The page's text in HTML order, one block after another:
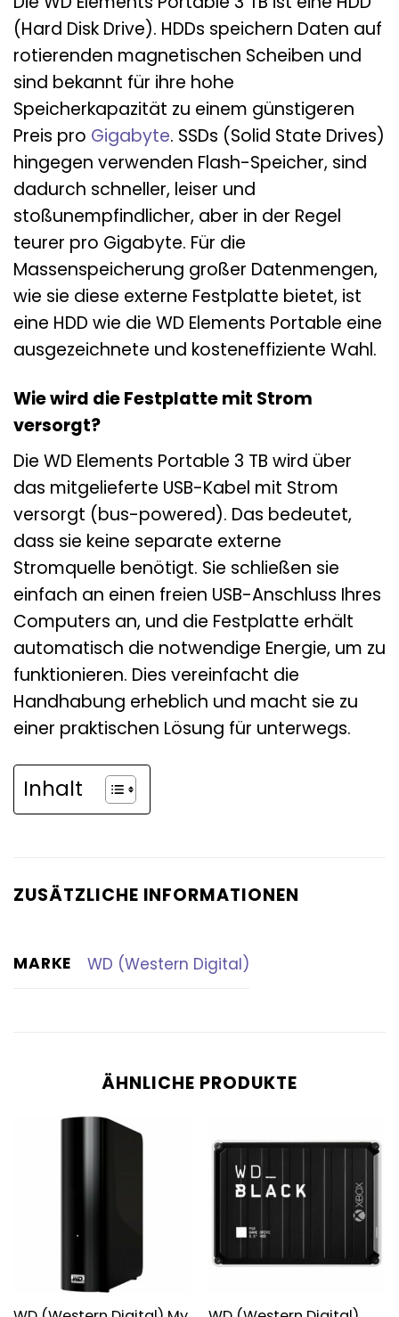
(Hard Disk Drive). HDDs speichern Daten auf
rotierenden magnetischen Scheiben und
sind bekannt für ihre hohe
Speicherkapazität zu einem günstigeren
Preis pro Gigabyte. SSDs (Solid State Drives)
hingegen verwenden Flash-Speicher, sind
dadurch schneller, leiser und
stoßunempfindlicher, aber in der Regel
teurer pro Gigabyte. Für die
Massenspeicherung großer Datenmengen,
wie sie diese externe Festplatte bietet, ist
eine HDD wie die WD Elements Portable eine
ausgezeichnete und kosteneffiziente Wahl.
Wie wird die Festplatte mit Strom
versorgt?
Die WD Elements Portable 3 TB wird über
das mitgelieferte USB-Kabel mit Strom
versorgt (bus-powered). Das bedeutet,
dass sie keine separate externe
Stromquelle benötigt. Sie schließen sie
einfach an einen freien USB-Anschluss Ihres
Computers an, und die Festplatte erhält
automatisch die notwendige Energie, um zu
funktionieren. Dies vereinfacht die
Handhabung erheblich und macht sie zu
einer praktischen Lösung für unterwegs.
Inhalt
ZUSÄTZLICHE INFORMATIONEN
MARKE WD (Western Digital)
ÄHNLICHE PRODUKTE